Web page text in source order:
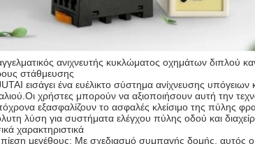
ανιχνευτής κυκλώματος οχημάτων διπλού
στάθμευσης
εισάγει ένα ευέλικτο σύστημα ανίχνευσης
χρήστες μπορούν να αξιοποιήσουν αυτή την
εξασφαλίζουν το ασφαλές κλείσιμο της πύλης
λύση για συστήματα ελέγχου πύλης οδού και
χαρακτηριστικά
μεγέθους: Με σχεδιασμό συμπαγής δομής, αυτός